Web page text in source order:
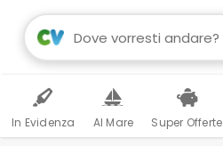
In Evidenza Al Mare Super Offerte